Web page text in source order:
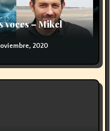
voces – Mikel
2020